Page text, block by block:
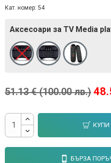
Кат. номер: 54
51.13 € (100.00 лв.)
Аксесоари за TV Media
КУПИ
БЪРЗА